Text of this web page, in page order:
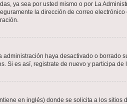
ya sea por usted mismo o por La
la dirección de correo
haya desactivado o borrado
Si es así, registrate de nuevo y participa de
en inglés) donde se solicita a los